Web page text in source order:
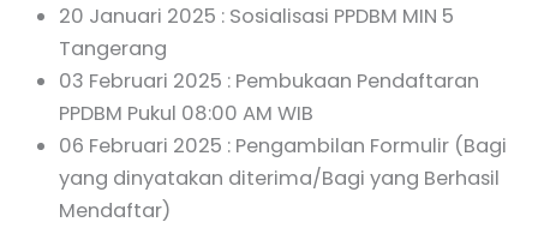
20 Januari 2025 : Sosialisasi PPDBM MIN 5
Tangerang
03 Februari 2025 : Pembukaan Pendaftaran
PPDBM Pukul 08:00 AM WIB
06 Februari 2025 : Pengambilan Formulir (Bagi
yang dinyatakan diterima/Bagi yang Berhasil
Mendaftar)